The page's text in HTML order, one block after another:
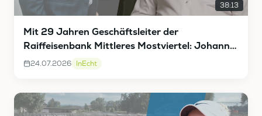
38:13
Mit 29 Jahren Geschäftsleiter der
Raiffeisenbank Mittleres Mostviertel: Johann
Vieghofer InEcht
24.07.2026 InEcht